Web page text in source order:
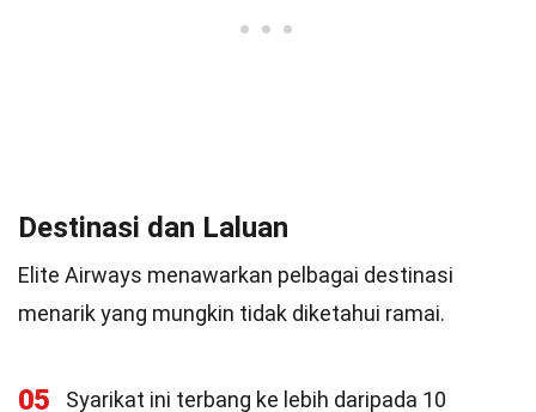
Destinasi dan Laluan
Elite Airways menawarkan pelbagai destinasi
menarik yang mungkin tidak diketahui ramai.
05
Syarikat ini terbang ke lebih daripada 10